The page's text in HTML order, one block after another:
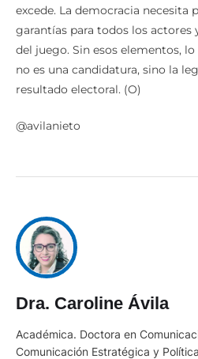
excede. La democracia necesita
garantías para todos los actores
del juego. Sin esos elementos,
no es una candidatura, sino la
resultado electoral. (O)
@avilanieto
Dra. Caroline Ávila
Académica. Doctora en
Comunicación Estratégica y